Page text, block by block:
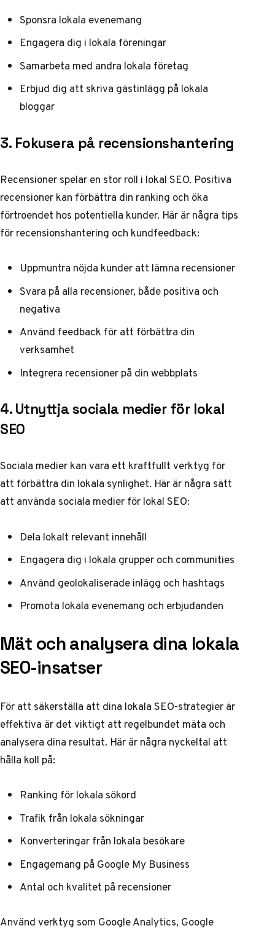
Sponsra lokala evenemang
Engagera dig i lokala föreningar
Samarbeta med andra lokala företag
Erbjud dig att skriva gästinlägg på lokala
bloggar
3. Fokusera på recensionshantering
Recensioner spelar en stor roll i lokal SEO. Positiva
recensioner kan förbättra din ranking och öka
förtroendet hos potentiella kunder. Här är några tips
förrecensionshantering och kundfeedback:
Uppmuntra nöjda kunder att lämna recensioner
Svara på alla recensioner, både positiva och
negativa
Använd feedback för att förbättra din
verksamhet
Integrera recensioner på din webbplats
4. Utnyttja sociala medier för lokal
SEO
Sociala medier kan vara ett kraftfullt verktyg för
att förbättra din lokala synlighet. Här är några sätt
att använda sociala medier för lokal SEO:
Dela lokalt relevant innehåll
Engagera dig i lokala grupper och communities
Använd geolokaliserade inlägg och hashtags
Promota lokala evenemang och erbjudanden
Mät och analysera dina lokala
SEO-insatser
För att säkerställa att dina lokala SEO-strategier är
effektiva är det viktigt att regelbundet mäta och
analysera dina resultat. Här är några nyckeltal att
hålla koll på:
Ranking för lokala sökord
Trafik från lokala sökningar
Konverteringar från lokala besökare
Engagemang på Google My Business
Antal och kvalitet på recensioner
Använd verktyg som Google Analytics, Google